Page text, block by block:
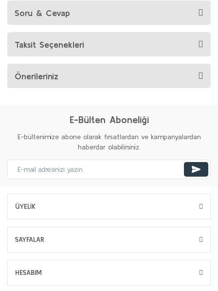
Soru & Cevap
Taksit Seçenekleri
Önerileriniz
E-Bülten Aboneliği
E-bültenimize abone olarak fırsatlardan ve kampanyalardan
haberdar olabilirsiniz.
ÜYELİK
SAYFALAR
HESABIM